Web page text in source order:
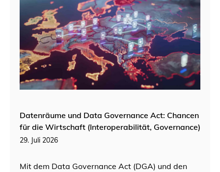
Datenräume und Data Governance Act: Chancen
für die Wirtschaft (Interoperabilität, Governance)
29. Juli 2026
Mit dem Data Governance Act (DGA) und den